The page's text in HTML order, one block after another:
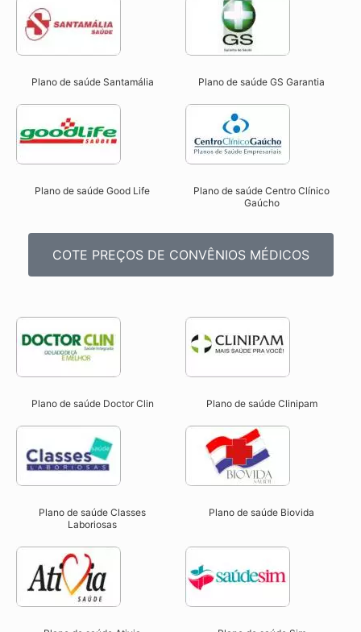
Plano de saúde Santamália Plano de saúde GS Garantia
Plano de saúde Good Life
Plano de saúde Centro Clínico
Gaúcho
COTE PREÇOS DE CONVÊNIOS MÉDICOS
Plano de saúde Doctor Clin Plano de saúde Clinipam
Plano de saúde Classes
Laboriosas
Plano de saúde Biovida